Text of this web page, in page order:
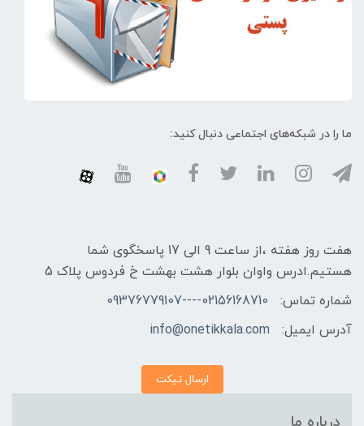
ما را در شبکه‌های اجتماعی دنبال کنید:
هفت روز هفته ،از ساعت 9 الی 17 پاسخگوی شما
هستیم.ادرس واوان بلوار هشت بهشت خ فردوس پلاک 5
شماره تماس:
02156168710----09376779107
آدرس ایمیل:
info@onetikkala.com
ارسال تیکت
درباره ما